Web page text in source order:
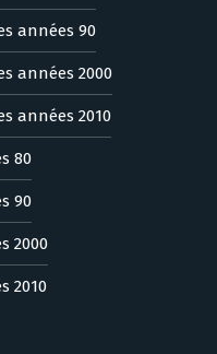
années 90
années 2000
années 2010
80
90
2000
2010